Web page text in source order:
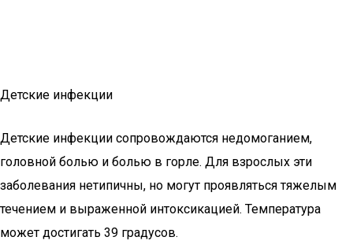
Детские инфекции
Детские инфекции сопровождаются недомоганием,
головной болью и болью в горле. Для взрослых эти
заболевания нетипичны, но могут проявляться тяжелым
течением и выраженной интоксикацией. Температура
может достигать 39 градусов.